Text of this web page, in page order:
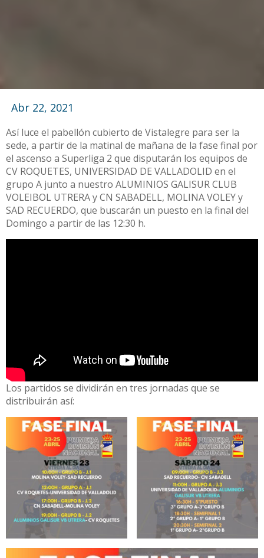
Abr 22, 2021
Así luce el pabellón cubierto de Vistalegre para ser la
sede, a partir de la matinal de mañana de la fase final por
el ascenso a Superliga 2 que disputarán los equipos de
CV ROQUETES, UNIVERSIDAD DE VALLADOLID en el
grupo A junto a nuestro ALUMINIOS GALISUR CLUB
VOLEIBOL UTRERA y CN SABADELL, MOLINA VOLEY y
SAD RECUERDO, que buscarán un puesto en la final del
Domingo a partir de las 12:30 h.
Los partidos se dividirán en tres jornadas que se
distribuirán así: